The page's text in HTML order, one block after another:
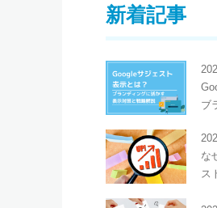
新着記事
ブ
な
ス